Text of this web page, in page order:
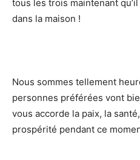
tous les trois maintenant
dans la maison !
Nous sommes tellement
personnes préférées vont
vous accorde la paix, la
prospérité pendant ce